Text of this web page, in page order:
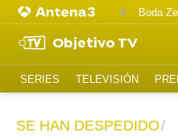
Boda
Objetivo TV
SERIES TELEVISIÓN
SE HAN DESPEDIDO